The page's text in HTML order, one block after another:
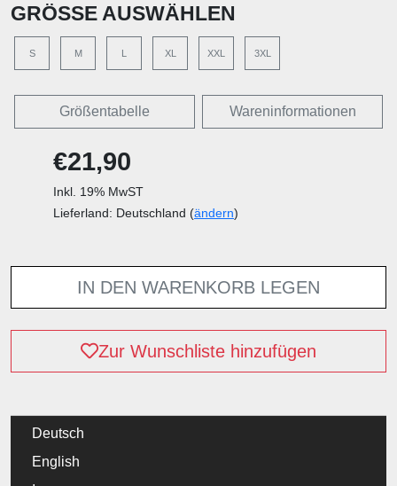
GRÖSSE AUSWÄHLEN
S M L XL XXL 3XL
Größentabelle Wareninformationen
€21,90
Inkl. 19% MwST
Lieferland: Deutschland (ändern)
IN DEN WARENKORB LEGEN
Zur Wunschliste hinzufügen
Deutsch
English